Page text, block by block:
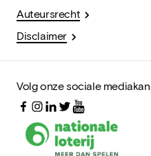
Auteursrecht
Disclaimer
Volg onze sociale